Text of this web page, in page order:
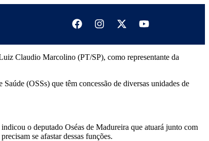
Claudio Marcolino (PT/SP), como representante da
(OSSs) que têm concessão de diversas unidades de
o deputado Oséas de Madureira que atuará junto com
se afastar dessas funções.